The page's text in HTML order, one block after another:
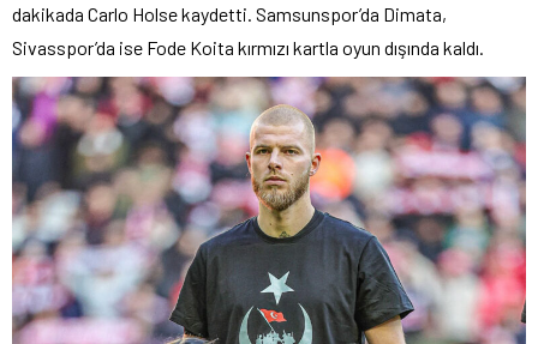
dakikada Carlo Holse kaydetti. Samsunspor’da Dimata,
Sivasspor’da ise Fode Koita kırmızı kartla oyun dışında kaldı.